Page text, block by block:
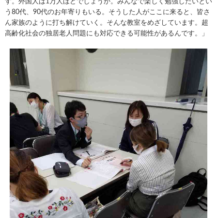
う80代、90代のお年寄りもいる。そうした人がここに来ると、皆さ
ん家族のように打ち解けていく。そんな教室をめざしています。超
高齢化社会の独居老人問題にも対応できる可能性があるんです。」